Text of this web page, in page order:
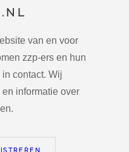
van en voor
zzp-ers en hun
contact. Wij
informatie over